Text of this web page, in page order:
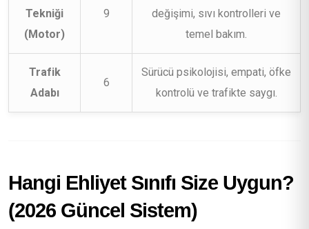
Tekniği
(Motor)
9
değişimi, sıvı kontrolleri ve
temel bakım.
Trafik
Adabı
6
Sürücü psikolojisi, empati, öfke
kontrolü ve trafikte saygı.
Hangi Ehliyet Sınıfı Size Uygun?
(2026 Güncel Sistem)